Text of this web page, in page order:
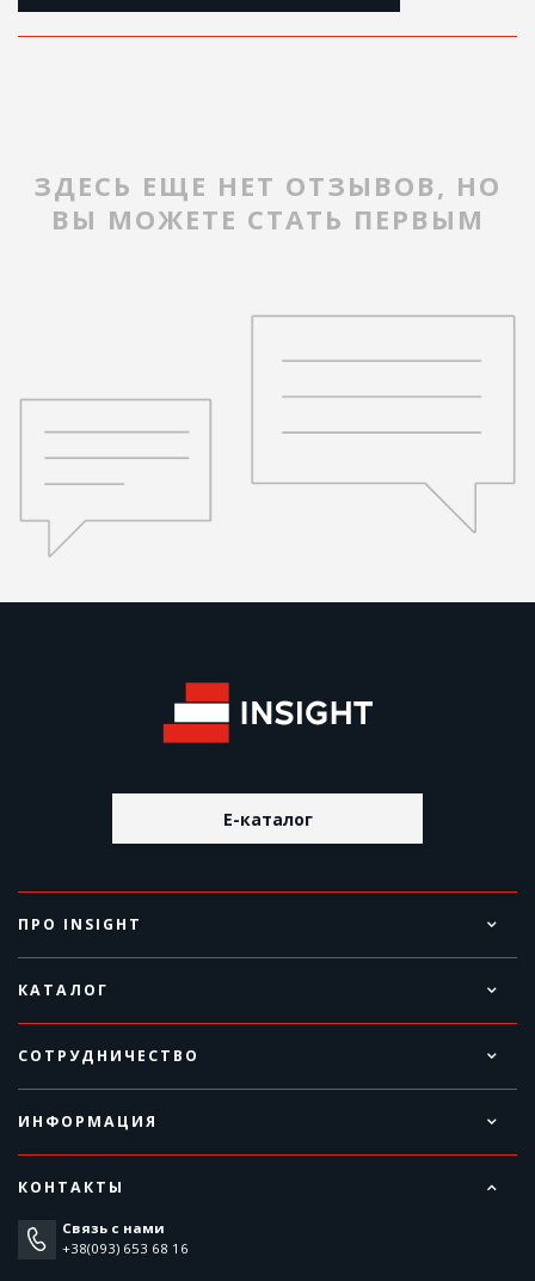
ЗДЕСЬ ЕЩЕ НЕТ ОТЗЫВОВ, НО
ВЫ МОЖЕТЕ СТАТЬ ПЕРВЫМ
E-каталог
ПРО INSIGHT
КАТАЛОГ
СОТРУДНИЧЕСТВО
ИНФОРМАЦИЯ
КОНТАКТЫ
Связь с нами
+38(093) 653 68 16